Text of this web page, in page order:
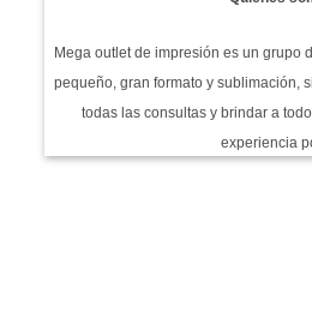
Mega outlet de impresión es un grupo
pequeño, gran formato y sublimación,
todas las consultas y brindar a
experiencia